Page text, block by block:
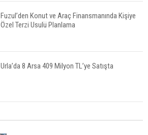
Fuzul’den Konut ve Araç Finansmanında Kişiye
Özel Terzi Usulü Planlama
Urla’da 8 Arsa 409 Milyon TL’ye Satışta